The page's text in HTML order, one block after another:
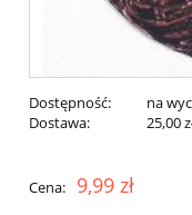
Dostępność:
na
Dostawa:
25,00
Cena nie zawiera
Cena: 9,99 zł